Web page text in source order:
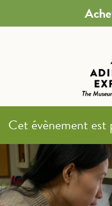
Cet évènement est